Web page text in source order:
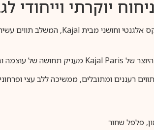
יוקרתי וייחודי
רעננים ומתובלים, ממשיכה ללב עצי
פלפל שחור